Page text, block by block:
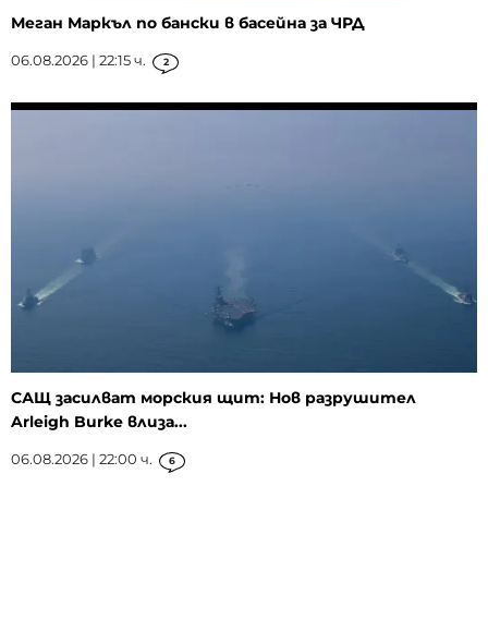
Меган Маркъл по бански в басейна за ЧРД
06.08.2026 | 22:15 ч. 2
САЩ засилват морския щит: Нов разрушител
Arleigh Burke влиза...
06.08.2026 | 22:00 ч. 6